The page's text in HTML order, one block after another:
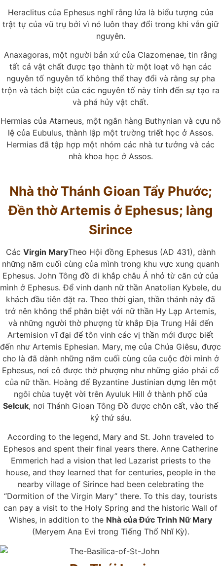
Heraclitus của Ephesus nghĩ rằng lửa là biểu tượng của
trật tự của vũ trụ bởi vì nó luôn thay đổi trong khi vẫn giữ
nguyên.
Anaxagoras, một người bản xứ của Clazomenae, tin rằng
tất cả vật chất được tạo thành từ một loạt vô hạn các
nguyên tố nguyên tố không thể thay đổi và rằng sự pha
trộn và tách biệt của các nguyên tố này tính đến sự tạo ra
và phá hủy vật chất.
Hermias của Atarneus, một ngân hàng Buthynian và cựu nô
lệ của Eubulus, thành lập một trường triết học ở Assos.
Hermias đã tập hợp một nhóm các nhà tư tưởng và các
nhà khoa học ở Assos.
Nhà thờ Thánh Gioan Tẩy Phước;
Đền thờ Artemis ở Ephesus; làng
Sirince
Các Virgin MaryTheo Hội đồng Ephesus (AD 431), dành
những năm cuối cùng của mình trong khu vực xung quanh
Ephesus. John Tông đồ đi khắp châu Á nhỏ từ căn cứ của
mình ở Ephesus. Để vinh danh nữ thần Anatolian Kybele, du
khách đầu tiên đặt ra. Theo thời gian, thần thánh này đã
trở nên không thể phân biệt với nữ thần Hy Lạp Artemis,
và những người thờ phượng từ khắp Địa Trung Hải đến
Artemision vĩ đại để tôn vinh các vị thần mới được biết
đến như Artemis Ephesian. Mary, mẹ của Chúa Giêsu, được
cho là đã dành những năm cuối cùng của cuộc đời mình ở
Ephesus, nơi cô được thờ phượng như những giáo phái cổ
của nữ thần. Hoàng đế Byzantine Justinian dựng lên một
ngôi chùa tuyệt vời trên Ayuluk Hill ở thành phố của
Selcuk, nơi Thánh Gioan Tông Đồ được chôn cất, vào thế
kỷ thứ sáu.
According to the legend, Mary and St. John traveled to
Ephesos and spent their final years there. Anne Catherine
Emmerich had a vision that led Lazarist priests to the
house, and they learned that for centuries, people in the
nearby village of Sirince had been celebrating the
“Dormition of the Virgin Mary” there. To this day, tourists
can pay a visit to the Holy Spring and the historic Wall of
Wishes, in addition to the Nhà của Đức Trinh Nữ Mary
(Meryem Ana Evi trong Tiếng Thổ Nhĩ Kỳ).